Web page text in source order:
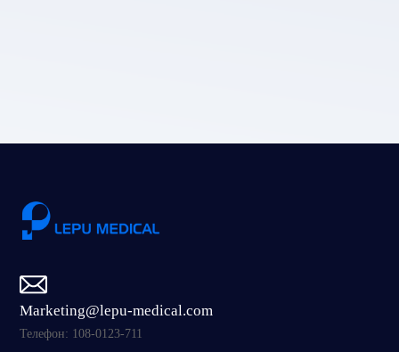
Marketing@lepu-medical.com
Телефон: 108-0123-711